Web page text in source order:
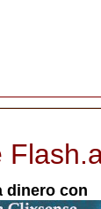
dinero con